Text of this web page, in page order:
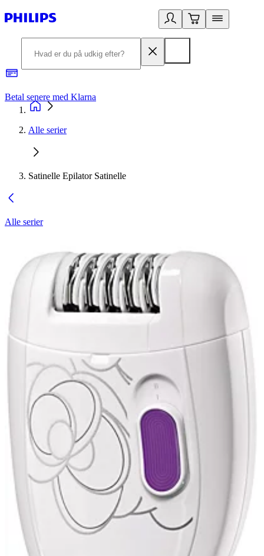
Betal senere med Klarna
Alle serier
Satinelle Epilator Satinelle
Alle serier